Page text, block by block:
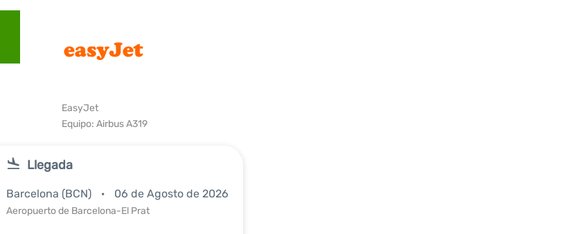
EasyJet
Equipo: Airbus A319
Llegada
Barcelona (BCN) 06 de Agosto de 2026
Aeropuerto de Barcelona-El Prat